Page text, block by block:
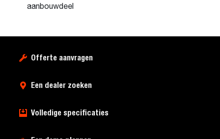
aanbouwdeel
Offerte aanvragen
Een dealer zoeken
Volledige specificaties